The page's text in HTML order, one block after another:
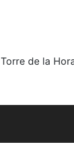
Torre de la